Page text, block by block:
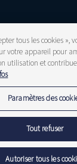
tous les cookies »,
votre appareil pour
utilisation et
Paramètres des
Tout refuser
Autoriser tous les